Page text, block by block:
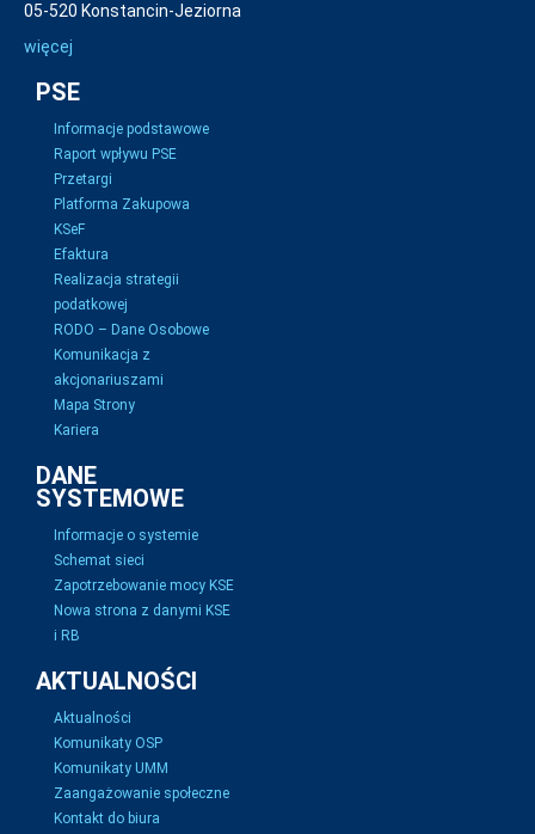
05-520 Konstancin-Jeziorna
więcej
PSE
Informacje podstawowe
Raport wpływu PSE
Przetargi
Platforma Zakupowa
KSeF
Efaktura
Realizacja strategii
podatkowej
RODO – Dane Osobowe
Komunikacja z
akcjonariuszami
Mapa Strony
Kariera
DANE
SYSTEMOWE
Informacje o systemie
Schemat sieci
Zapotrzebowanie mocy KSE
Nowa strona z danymi KSE
i RB
AKTUALNOŚCI
Aktualności
Komunikaty OSP
Komunikaty UMM
Zaangażowanie społeczne
Kontakt do biura